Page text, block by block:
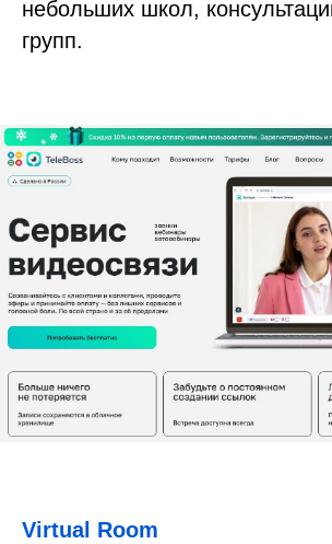
небольших школ,
групп.
Virtual Room